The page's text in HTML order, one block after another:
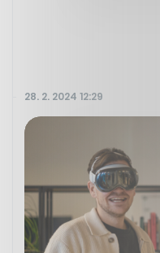
28. 2. 2024 12:29